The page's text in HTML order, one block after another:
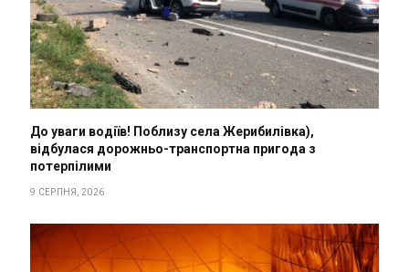
До уваги водіїв! Поблизу села Жерибилівка),
відбулася дорожньо-транспортна пригода з
потерпілими
9 СЕРПНЯ, 2026